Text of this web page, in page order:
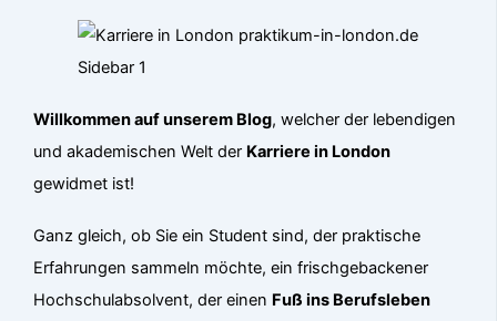
Willkommen auf unserem Blog, welcher der lebendigen
und akademischen Welt der Karriere in London
gewidmet ist!
Ganz gleich, ob Sie ein Student sind, der praktische
Erfahrungen sammeln möchte, ein frischgebackener
Hochschulabsolvent, der einen Fuß ins Berufsleben